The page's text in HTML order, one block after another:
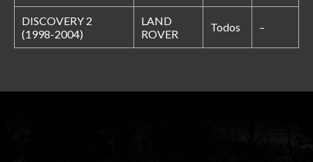
DISCOVERY 2
(1998-2004)
LAND
ROVER
Todos –